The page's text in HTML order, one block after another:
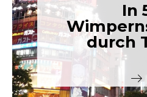
In
durch